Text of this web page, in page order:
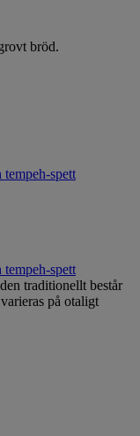
bröd.
spett
spett
traditionellt består
på otaligt